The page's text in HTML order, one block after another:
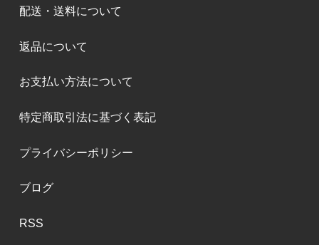
配送・送料について
返品について
お支払い方法について
特定商取引法に基づく表記
プライバシーポリシー
ブログ
RSS